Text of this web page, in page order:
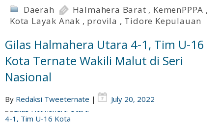
Daerah Halmahera Barat , KemenPPPA ,
Kota Layak Anak , provila , Tidore Kepulauan
Gilas Halmahera Utara 4-1, Tim U-16
Kota Ternate Wakili Malut di Seri
Nasional
By Redaksi Tweeternate | July 20, 2022